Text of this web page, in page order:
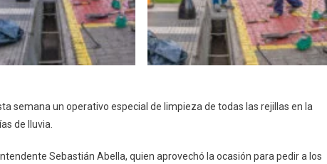
semana un operativo especial de limpieza de todas las rejillas en la
de lluvia.
Sebastián Abella, quien aprovechó la ocasión para pedir a los